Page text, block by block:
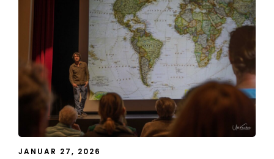
JANUAR 27, 2026